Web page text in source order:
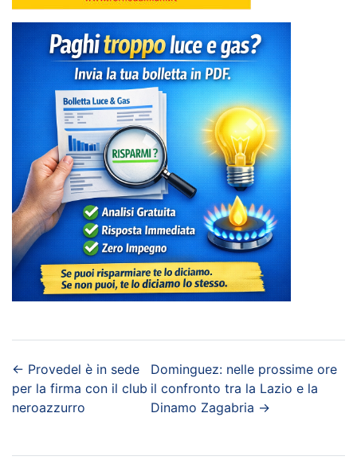
← Provedel è in sede
per la firma con il club
neroazzurro
Dominguez: nelle prossime ore
il confronto tra la Lazio e la
Dinamo Zagabria →